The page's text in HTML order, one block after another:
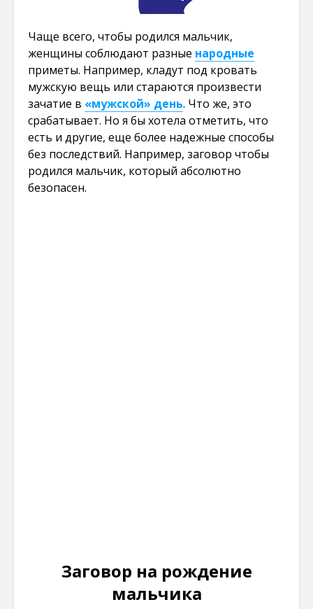
Чаще всего, чтобы родился мальчик,
женщины соблюдают разные народные
приметы. Например, кладут под кровать
мужскую вещь или стараются произвести
зачатие в «мужской» день. Что же, это
срабатывает. Но я бы хотела отметить, что
есть и другие, еще более надежные способы
без последствий. Например, заговор чтобы
родился мальчик, который абсолютно
безопасен.
Заговор на рождение
мальчика